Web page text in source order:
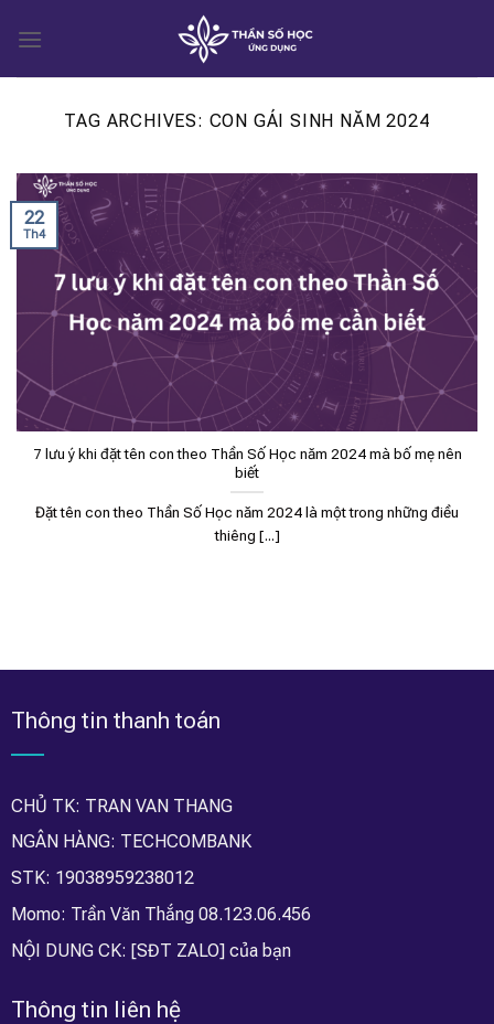
TAG ARCHIVES: CON GÁI SINH NĂM 2024
7 lưu ý khi đặt tên con theo Thần Số Học năm 2024 mà bố mẹ nên
biết
Đặt tên con theo Thần Số Học năm 2024 là một trong những điều
thiêng [...]
22
Th4
Thông tin thanh toán
CHỦ TK: TRAN VAN THANG
NGÂN HÀNG: TECHCOMBANK
STK: 19038959238012
Momo: Trần Văn Thắng 08.123.06.456
NỘI DUNG CK: [SĐT ZALO] của bạn
Thông tin liên hệ